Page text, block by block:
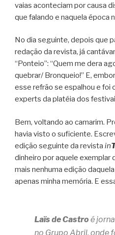
vaias aconteciam por causa
que falando e naquela época
No dia seguinte, depois que
redação da revista, já
“Ponteio”: “Quem me dera
quebrar/ Bronqueio!” E,
esse refrão se espalhou e foi
experts da platéia dos
Bem, voltando ao camarim.
havia visto o suficiente.
edição seguinte da revista in
dinheiro por aquele exemplar
mais nenhuma edição
apenas minha memória. E
Laïs de Castro é
no Grupo Abril, onde